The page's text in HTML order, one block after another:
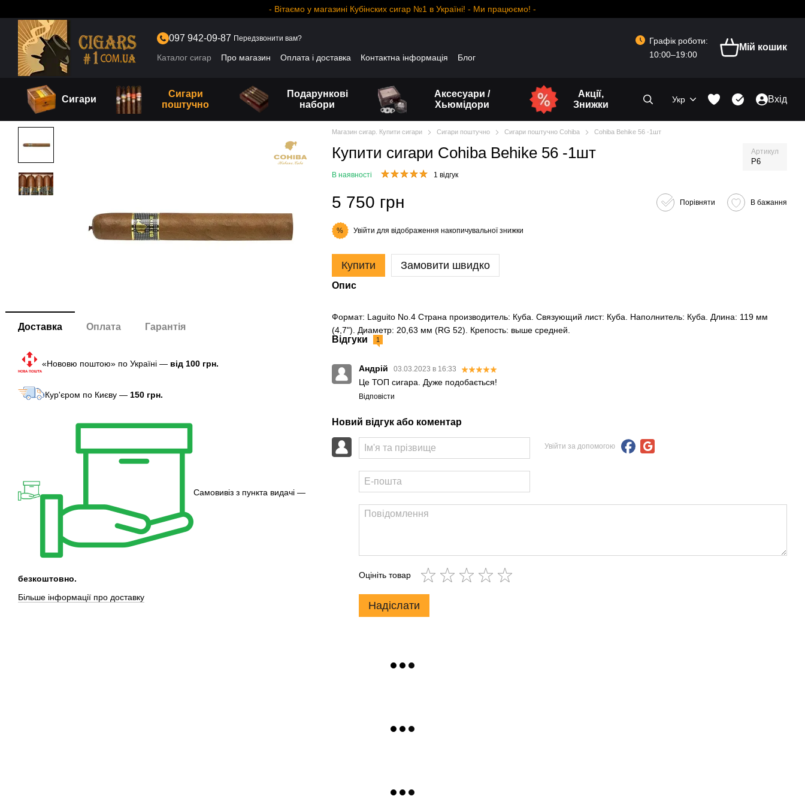
- Вітаємо у магазині Кубінских сигар №1 в Україні! - Ми працюємо! -
097 942-09-87 Передзвонити вам?
Каталог сигар Про магазин Оплата і доставка Контактна інформація Блог
Графік роботи:
10:00–19:00
Мій кошик
Сигари
Сигари
поштучно
Подарункові
набори
Аксесуари /
Хьюмідори
Акції,
Знижки
Укр Вхід
Доставка Оплата Гарантія
«Нововю поштою» по Україні — від 100 грн.
Кур'єром по Києву — 150 грн.
Самовивіз з пункта видачі —
безкоштовно.
Більше інформації про доставку
Магазин сигар. Купити сигари Сигари поштучно Сигари поштучно Cohiba Cohiba Behike 56 -1шт
Купити сигари Cohiba Behike 56 -1шт Артикул
P6
В наявності 1 відгук
5 750 грн Порівняти В бажання
% Увійти для відображення накопичувальної знижки
Купити Замовити швидко
Опис
Формат: Laguito No.4 Страна производитель: Куба. Связующий лист: Куба. Наполнитель: Куба. Длина: 119 мм
(4,7"). Диаметр: 20,63 мм (RG 52). Крепость: выше средней.
Відгуки 1
Андрій 03.03.2023 в 16:33
Це ТОП сигара. Дуже подобається!
Відповісти
Новий відгук або коментар
Увійти за допомогою
Оцініть товар
Надіслати